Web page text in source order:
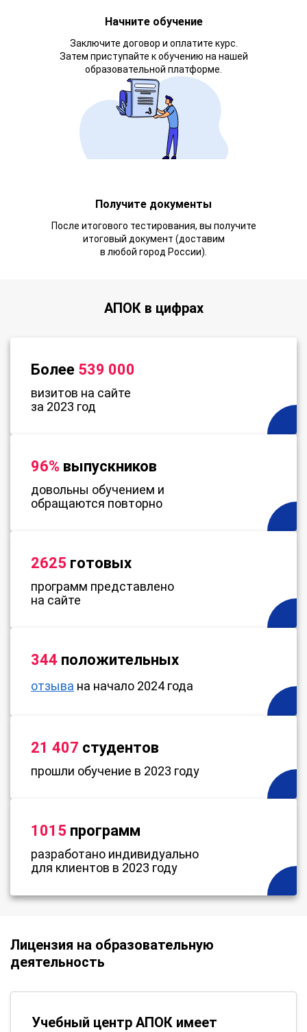
Начните обучение
Заключите договор и оплатите курс.
Затем приступайте к обучению на нашей
образовательной платформе.
Получите документы
После итогового тестирования, вы получите
итоговый документ (доставим
в любой город России).
АПОК в цифрах
Более 539 000
визитов на сайте
за 2023 год
96% выпускников
довольны обучением и
обращаются повторно
2625 готовых
программ представлено
на сайте
344 положительных
отзыва на начало 2024 года
21 407 студентов
прошли обучение в 2023 году
1015 программ
разработано индивидуально
для клиентов в 2023 году
Лицензия на образовательную
деятельность
Учебный центр АПОК имеет